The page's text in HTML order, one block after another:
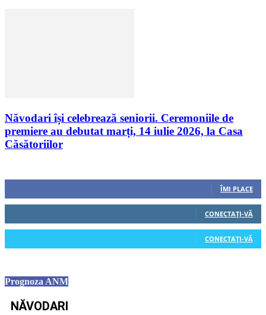
Năvodari își celebrează seniorii. Ceremoniile de
premiere au debutat marți, 14 iulie 2026, la Casa
Căsătoriilor
ÎMI PLACE
CONECTAȚI-VĂ
CONECTAȚI-VĂ
Prognoza ANM
NĂVODARI